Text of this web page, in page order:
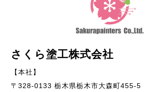
さくら塗工株式会社
【本社】
〒328-0133 栃木県栃木市大森町455-5